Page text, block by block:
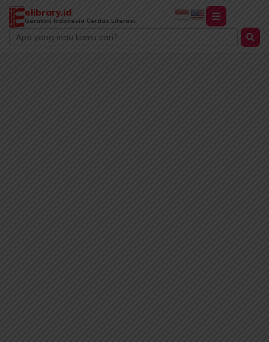
Lewati
konten
elibrary.id
Gerakan Indonesia Cerdas Literasi
Search
...